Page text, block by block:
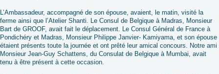
L’Ambassadeur, accompagné de son épouse, avaient, le matin, visité la
ferme ainsi que l’Atelier Shanti. Le Consul de Belgique à Madras, Monsieur
Bart de GROOF, avait fait le déplacement. Le Consul Général de France à
Pondichéry et Madras, Monsieur Philippe Janvier- Kamiyama, et son épouse
étaient présents toute la journée et ont prêté leur amical concours. Notre ami
Monsieur Jean-Guy Schattens, du Consulat de Belgique à Mumbai, avait
tenu à être présent à cette occasion.